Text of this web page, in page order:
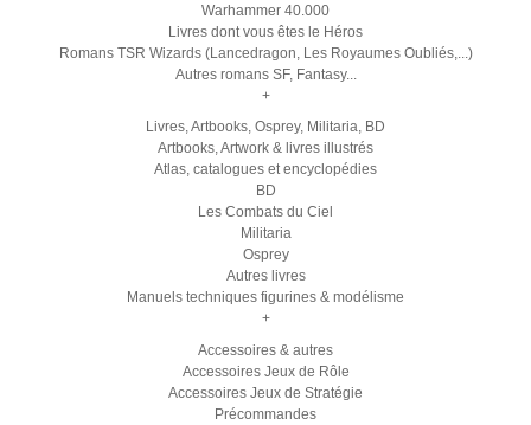
Warhammer 40.000
Livres dont vous êtes le Héros
Romans TSR Wizards (Lancedragon, Les Royaumes Oubliés,...)
Autres romans SF, Fantasy...
+
Livres, Artbooks, Osprey, Militaria, BD
Artbooks, Artwork & livres illustrés
Atlas, catalogues et encyclopédies
BD
Les Combats du Ciel
Militaria
Osprey
Autres livres
Manuels techniques figurines & modélisme
+
Accessoires & autres
Accessoires Jeux de Rôle
Accessoires Jeux de Stratégie
Précommandes